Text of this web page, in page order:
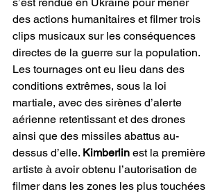
des actions humanitaires et filmer trois
clips musicaux sur les conséquences
directes de la guerre sur la population.
Les tournages ont eu lieu dans des
conditions extrêmes, sous la loi
martiale, avec des sirènes d’alerte
aérienne retentissant et des drones
ainsi que des missiles abattus au-
dessus d’elle. Kimberlin est la première
artiste à avoir obtenu l’autorisation de
filmer dans les zones les plus touchées